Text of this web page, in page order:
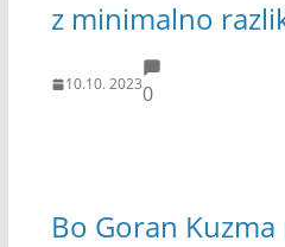
z minimalno
10.10. 20230
Bo Goran